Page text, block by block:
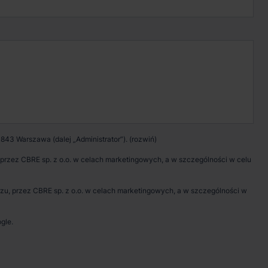
Wypełnij formularz
Warszawa (dalej „Administrator”).
CBRE sp. z o.o. w celach marketingowych, a w szczególności w celu
przez CBRE sp. z o.o. w celach marketingowych, a w szczególności w